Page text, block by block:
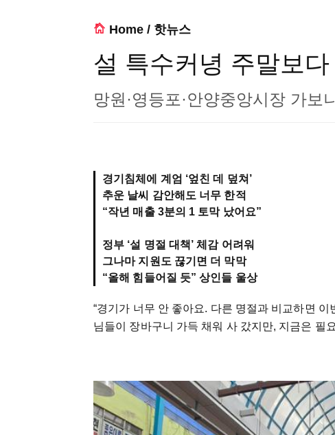
Home / 핫뉴스
설 특수커녕 주말보
망원·영등포·안양중앙시장 가보니
경기침체에 계엄 ‘엎친 데 덮쳐’
추운 날씨 감안해도 너무 한적
“작년 매출 3분의 1 토막 났어요”
정부 ‘설 명절 대책’ 체감 어려워
그나마 지원도 끊기면 더 막막
“올해 힘들어질 듯” 상인들 울상
“경기가 너무 안 좋아요. 다른 명절과 비교하면
님들이 장바구니 가득 채워 사 갔지만, 지금은 필